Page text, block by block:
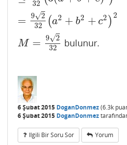
32
= 9 2
√
32
(a2 + b2 + c2 ) 2
=9 232(a2+b 2+ c2 2
M = 9 2
√
32
M= 92 32 bulunur.
6 Şubat 2015 DoganDonmez(6.3k
6 Şubat 2015 DoganDonmez
Ilgili Bir Soru Sor Yorum